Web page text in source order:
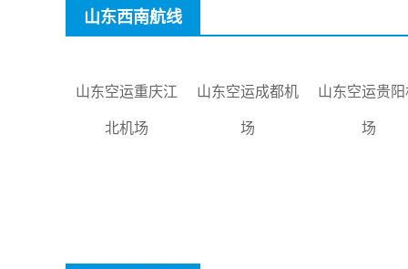
山东西南航线
山东空运重庆江
北机场
山东空运成都机
场
山东空运贵
场